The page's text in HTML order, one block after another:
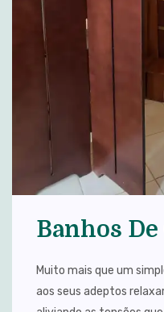
Banhos
Muito mais que um
aos seus adeptos